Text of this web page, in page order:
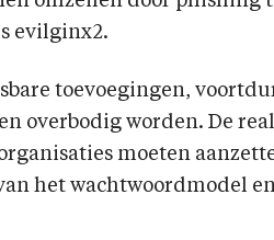
evilginx2.
toevoegingen,
overbodig worden. De
moeten
het wachtwoordmodel